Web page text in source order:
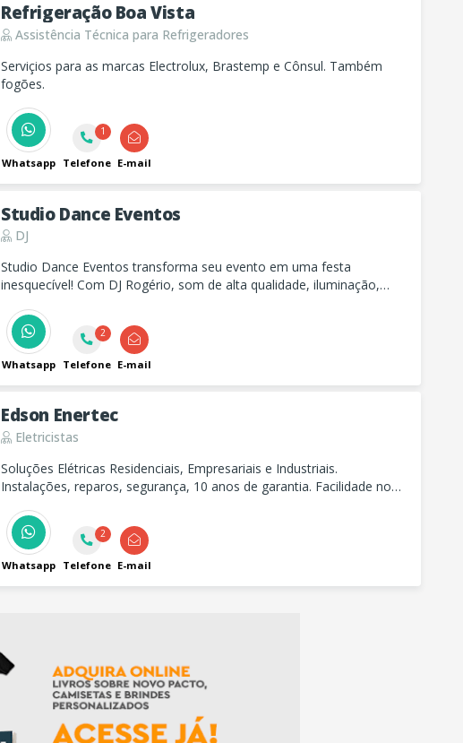
Refrigeração Boa Vista
Assistência Técnica para Refrigeradores
Serviçios para as marcas Electrolux, Brastemp e Cônsul. Também
fogões.
Whatsapp
1
Telefone E-mail
Studio Dance Eventos
DJ
Studio Dance Eventos transforma seu evento em uma festa
inesquecível! Com DJ Rogério, som de alta qualidade, iluminação,
animação!
Whatsapp
2
Telefone E-mail
Edson Enertec
Eletricistas
Soluções Elétricas Residenciais, Empresariais e Industriais.
Instalações, reparos, segurança, 10 anos de garantia. Facilidade no
Whatsapp
2
Telefone E-mail